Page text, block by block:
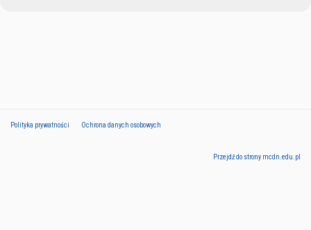
Polityka prywatności Ochrona danych osobowych
Przejdź do strony mcdn.edu.pl